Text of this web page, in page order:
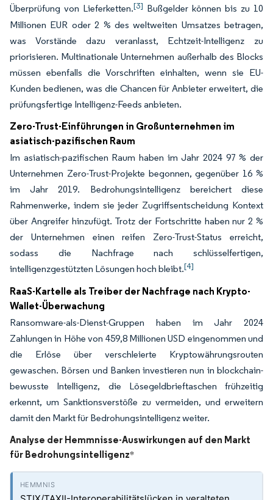
Überprüfung von Lieferketten.[3] Bußgelder können bis zu 10
Millionen EUR oder 2 % des weltweiten Umsatzes betragen,
was Vorstände dazu veranlasst, Echtzeit-Intelligenz zu
priorisieren. Multinationale Unternehmen außerhalb des Blocks
müssen ebenfalls die Vorschriften einhalten, wenn sie EU-
Kunden bedienen, was die Chancen für Anbieter erweitert, die
prüfungsfertige Intelligenz-Feeds anbieten.
Zero-Trust-Einführungen in Großunternehmen im
asiatisch-pazifischen Raum
Im asiatisch-pazifischen Raum haben im Jahr 2024 97 % der
Unternehmen Zero-Trust-Projekte begonnen, gegenüber 16 %
im Jahr 2019. Bedrohungsintelligenz bereichert diese
Rahmenwerke, indem sie jeder Zugriffsentscheidung Kontext
über Angreifer hinzufügt. Trotz der Fortschritte haben nur 2 %
der Unternehmen einen reifen Zero-Trust-Status erreicht,
sodass die Nachfrage nach schlüsselfertigen,
intelligenzgestützten Lösungen hoch bleibt.[4]
RaaS-Kartelle als Treiber der Nachfrage nach Krypto-
Wallet-Überwachung
Ransomware-als-Dienst-Gruppen haben im Jahr 2024
Zahlungen in Höhe von 459,8 Millionen USD eingenommen und
die Erlöse über verschleierte Kryptowährungsrouten
gewaschen. Börsen und Banken investieren nun in blockchain-
bewusste Intelligenz, die Lösegeldbrieftaschen frühzeitig
erkennt, um Sanktionsverstöße zu vermeiden, und erweitern
damit den Markt für Bedrohungsintelligenz weiter.
Analyse der Hemmnisse-Auswirkungen auf den Markt
für Bedrohungsintelligenz*